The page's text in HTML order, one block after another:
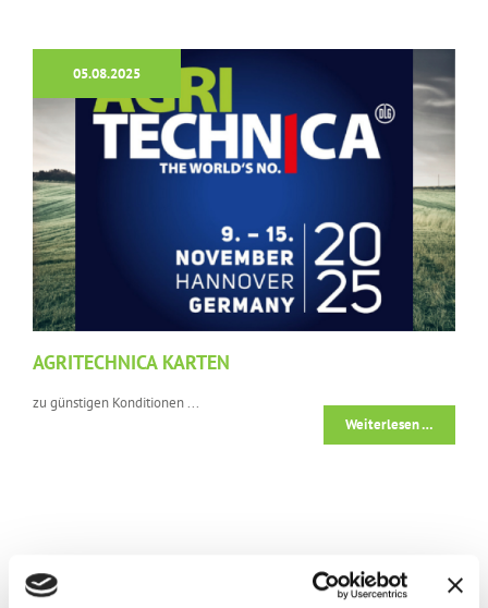
05.08.2025
AGRITECHNICA KARTEN
zu günstigen Konditionen ...
Weiterlesen …